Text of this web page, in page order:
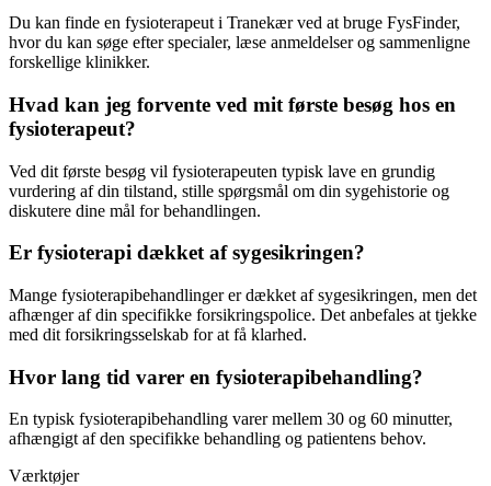
Du kan finde en fysioterapeut i Tranekær ved at bruge FysFinder,
hvor du kan søge efter specialer, læse anmeldelser og sammenligne
forskellige klinikker.
Hvad kan jeg forvente ved mit første besøg hos en
fysioterapeut?
Ved dit første besøg vil fysioterapeuten typisk lave en grundig
vurdering af din tilstand, stille spørgsmål om din sygehistorie og
diskutere dine mål for behandlingen.
Er fysioterapi dækket af sygesikringen?
Mange fysioterapibehandlinger er dækket af sygesikringen, men det
afhænger af din specifikke forsikringspolice. Det anbefales at tjekke
med dit forsikringsselskab for at få klarhed.
Hvor lang tid varer en fysioterapibehandling?
En typisk fysioterapibehandling varer mellem 30 og 60 minutter,
afhængigt af den specifikke behandling og patientens behov.
Værktøjer